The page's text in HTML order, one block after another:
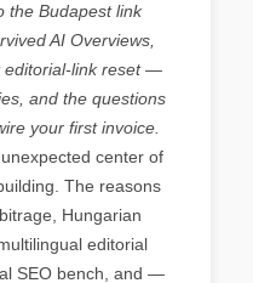
the Budapest link
AI Overviews,
editorial-link reset —
and the questions
your first invoice.
center of
The reasons
Hungarian
editorial
SEO bench, and —